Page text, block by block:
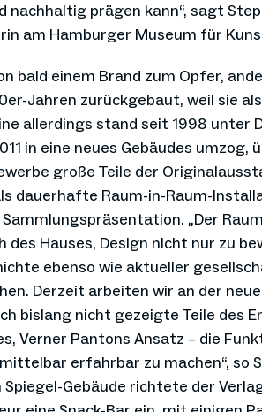
nachhaltig prägen kann“, sagt
am Hamburger Museum für
bald einem Brand zum Opfer,
Jahren zurückgebaut, weil sie
allerdings stand seit 1998 unter
in eine neues Gebäudes umzog,
große Teile der
dauerhafte Raum-in-Raum-
„Der
des Hauses, Design nicht nur zu
ebenso wie aktueller
Derzeit arbeiten wir an der
bislang nicht gezeigte Teile des
Verner Pantons Ansatz – die
erfahrbar zu machen“, so
Gebäude richtete der